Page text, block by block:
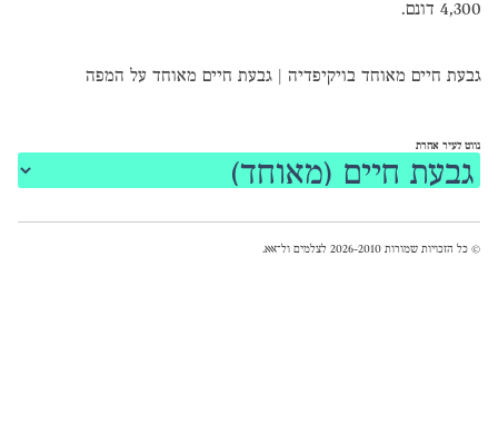
4,300 דונם.
גבעת חיים מאוחד בויקיפדיה |גבעת חיים מאוחד על המפה
נווט לעיר אחרת
© כל הזכויות שמורות 2026-2010 לצלמים ול־ אאא.